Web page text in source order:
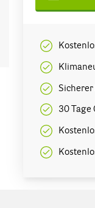
Sicherer
30 Tage